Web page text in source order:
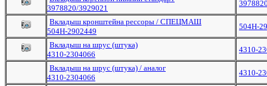
3978820/3929021
Вкладыш кронштейна рессоры / СПЕЦМАШ
504Н-2902449
504Н-
Вкладыш на шрус (штука)
4310-2304066
4310-
Вкладыш на шрус (штука) / аналог
4310-2304066
4310-